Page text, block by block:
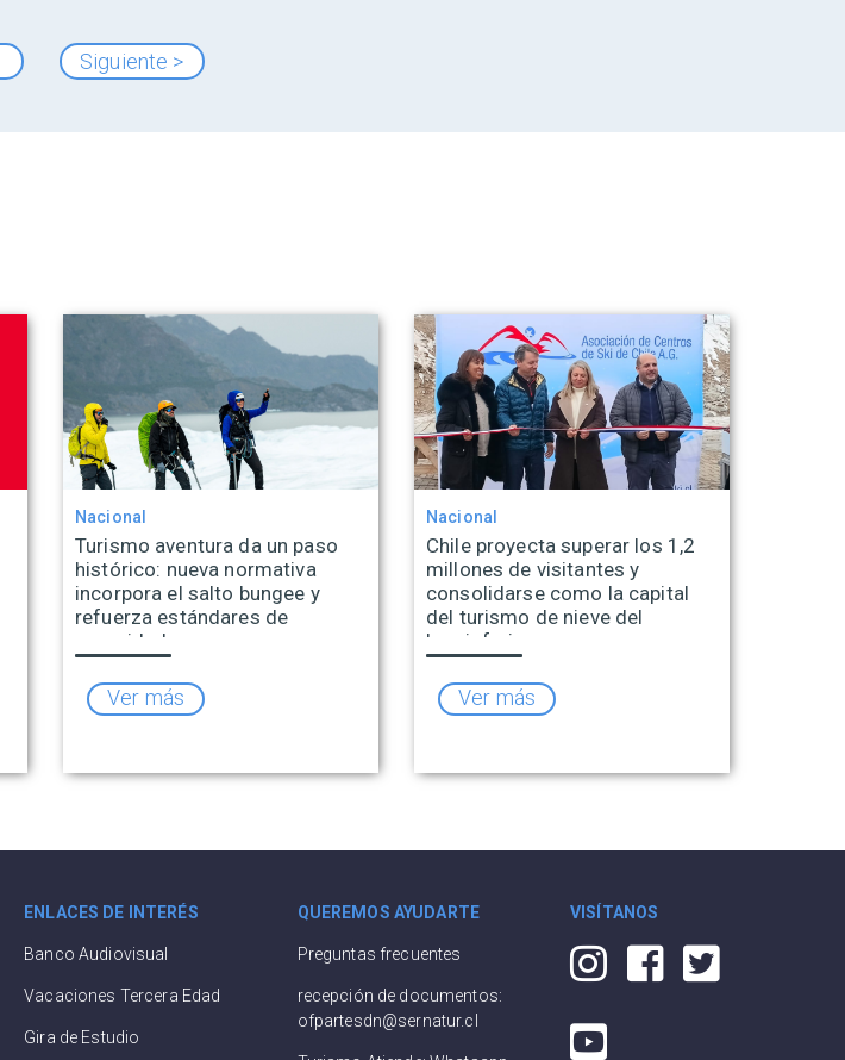
Siguiente >
Nacional
Turismo aventura da un paso
histórico: nueva normativa
incorpora el salto bungee y
refuerza estándares de
seguridad
Ver más
Nacional
Chile proyecta superar los 1,2
millones de visitantes y
consolidarse como la capital
del turismo de nieve del
hemisferio sur
Ver más
ENLACES DE INTERÉS
Banco Audiovisual
Vacaciones Tercera Edad
Gira de Estudio
QUEREMOS AYUDARTE
Preguntas frecuentes
recepción de documentos:
ofpartesdn@sernatur.cl
VISÍTANOS